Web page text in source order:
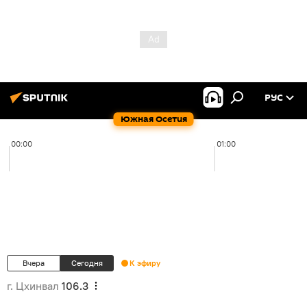
Южная Осетия
РУС
00:00 01:00
Вчера Сегодня К эфиру
г. Цхинвал 106.3